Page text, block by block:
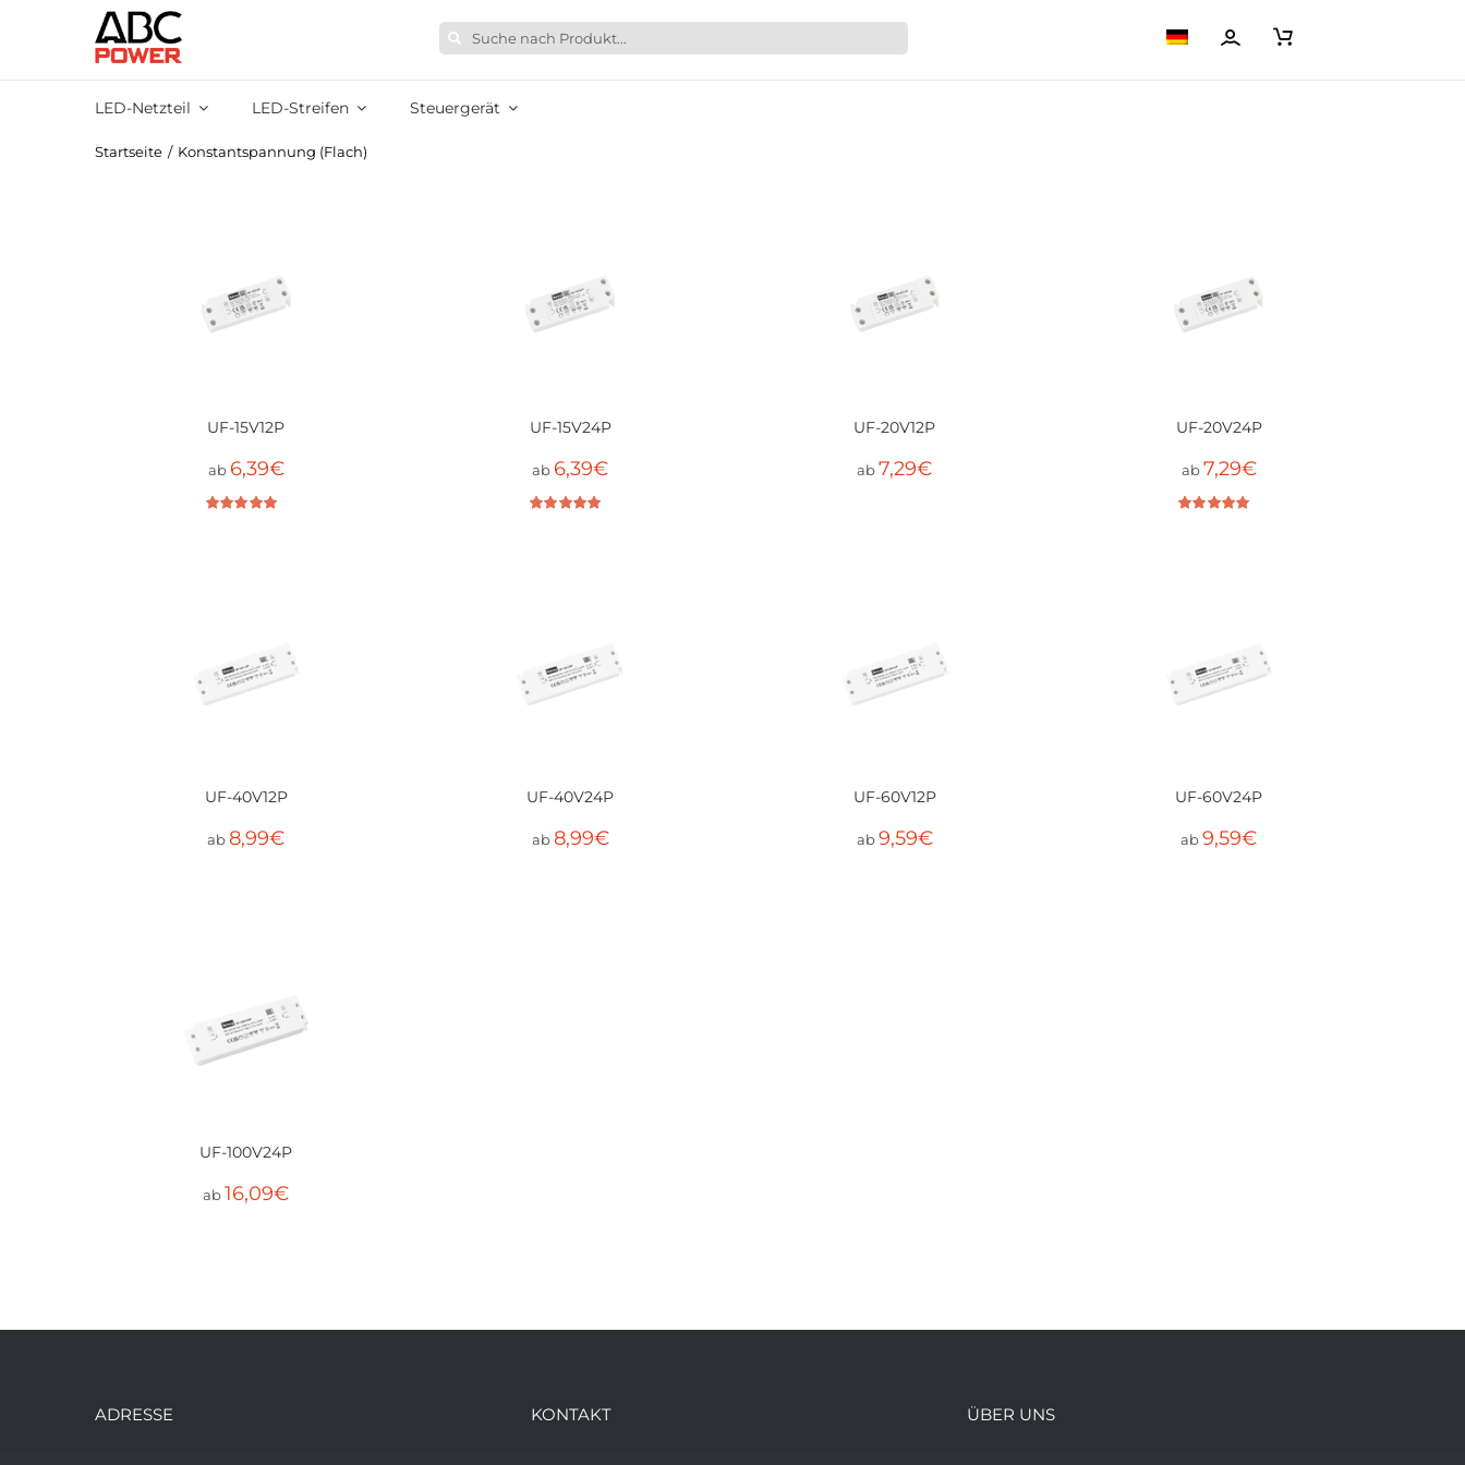
Suche
nach:
LED-Netzteil LED-Streifen Steuergerät
Startseite / Konstantspannung (Flach)
UF-15V12P
ab 6,39€
UF-15V24P
ab 6,39€
UF-20V12P
ab7,29€
UF-20V24P
ab7,29€
UF-40V12P
ab8,99€
UF-40V24P
ab8,99€
UF-60V12P
ab9,59€
UF-60V24P
ab9,59€
UF-100V24P
ab 16,09€
ADRESSE KONTAKT ÜBER UNS